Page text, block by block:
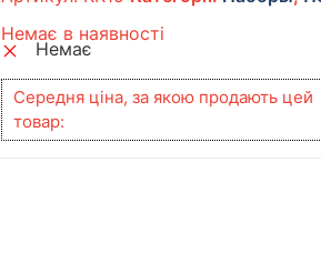
Немає в наявності
Немає
Середня ціна, за якою продають цей
товар: